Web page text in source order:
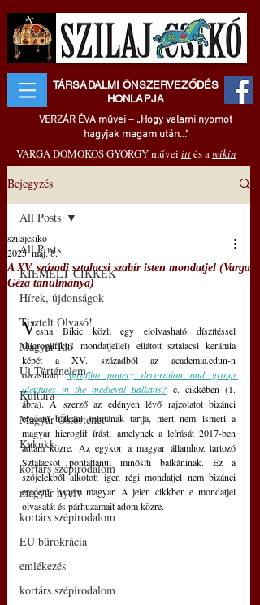
TÁRSADALMI ÖNSZERVEZŐDÉS
HONLAPJA
VERZÁR ÉVA művei – „Hogy valami nyomot
hagyjak magam után..."
VARGA DOMOKOS GYÖRGY művei ittés awikin
Bejegyzés
All Posts
KIEMELT CIKKEK
Hírek, újdonságok
Tisztelt Olvasó!
Magyar Idő
Új Történelem
Kultúra
Magyar Őstörténet
Kakukk
kortárs szépirodalom
magyar nyelv
kortárs szépirodalom
EU bürokrácia
emlékezés
kortárs szépirodalom
All Posts
A XV. századi sztalacsi szabír isten mondatjel (Varga
Géza tanulmánya)
szilajcsiko
2025. máj. 8.
Vesna Bikic közli egy elolvasható díszítéssel
(hieroglifikus mondatjellel) ellátott sztalacsi kerámia
képét a XV. századból az academia.edun-n
olvasható Sgraffito pottery decoration and group
identities in the medieval Balkans? c. cikkében (1.
ábra). A szerző az edényen lévő rajzolatot bizánci
eredetű balkáni mintának tartja, mert nem ismeri a
magyar hieroglif írást, amelynek a leírását 2017-ben
adtam közre. Az egykor a magyar államhoz tartozó
Sztalacsot pontatlanul minősíti balkáninak. Ez a
szójelekből alkotott igen régi mondatjel nem bizánci
eredetű, hanem magyar. A jelen cikkben e mondatjel
olvasatát és párhuzamait adom közre.